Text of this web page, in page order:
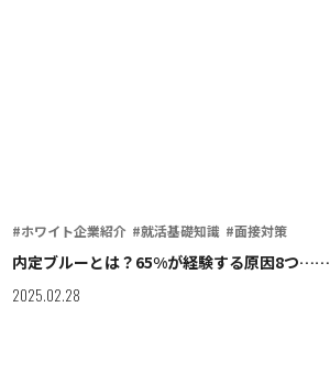
#ホワイト企業紹介 #就活基礎知識 #面接対策
内定ブルーとは？65%が経験する原因8つ……
2025.02.28